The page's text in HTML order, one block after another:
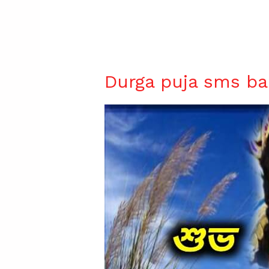
Durga puja sms